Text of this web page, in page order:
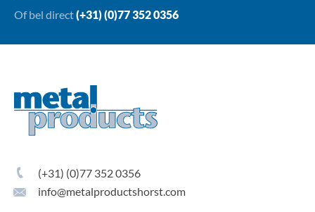
Of bel direct(+31) (0)77 352 0356
(+31) (0)77 352 0356
info@metalproductshorst.com